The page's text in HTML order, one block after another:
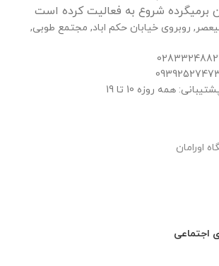
برمیگرده شروع به فعالیت کرده است
روبروی خیابان حکم اباد, مجتمع طوبی,
همه روزه 10 تا 19
اورامان
اجتماعی